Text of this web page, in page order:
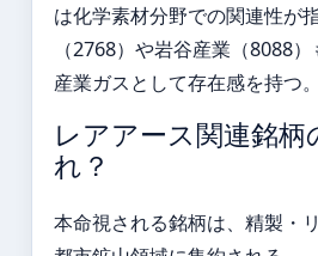
は化学素材分野での関連性が
（2768）や岩谷産業（8088）
産業ガスとして存在感を持つ。
レアアース関連銘柄
れ？
本命視される銘柄は、精製・